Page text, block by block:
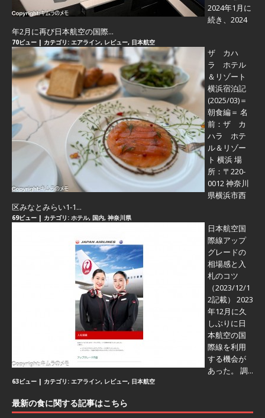
2024年1月に
続き、2024
年2月に再び日本航空の国際...
70ビュー | カテゴリ: エアライン, レビュー, 日本航空
ザ カハ
ラ ホテル
＆リゾート
横浜宿泊記
(2025/03)＝
朝食編＝ 名
前：ザ カ
ハラ ホテ
ル＆リゾー
ト 横浜 場
所：〒220-
0012 神奈川
県横浜市西
区みなとみらい1-1...
69ビュー | カテゴリ: ホテル, 国内, 神奈川県
日本航空国
際線アップ
グレードの
相場感と入
札のコツ
（2023/12/1
2記載） 2023
年12月に久
しぶりに日
本航空の国
際線を利用
する機会が
あった。 調...
63ビュー | カテゴリ: エアライン, レビュー, 日本航空
最新の食に関する記事はこちら